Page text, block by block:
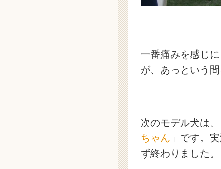
一番痛みを感じ
が、あっという
次のモデル犬は
ちゃん 」です。
ず終わりました。